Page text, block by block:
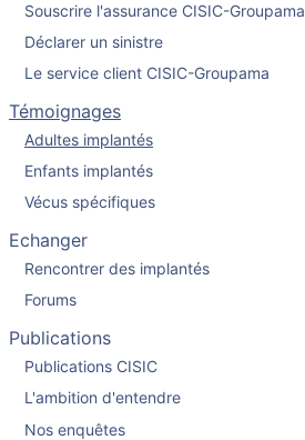
Souscrire l'assurance CISIC-Groupama
Déclarer un sinistre
Le service client CISIC-Groupama
Témoignages
Adultes implantés
Enfants implantés
Vécus spécifiques
Echanger
Rencontrer des implantés
Forums
Publications
Publications CISIC
L'ambition d'entendre
Nos enquêtes